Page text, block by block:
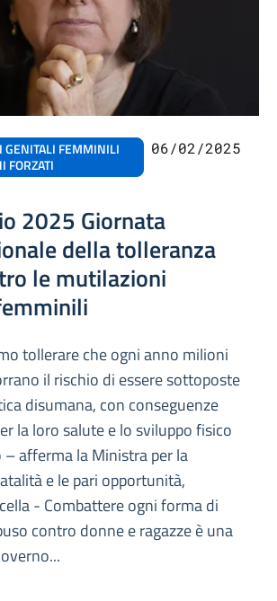
GENITALI FEMMINILI
FORZATI
06/02/2025
2025 Giornata
della tolleranza
le mutilazioni
tollerare che ogni anno milioni
il rischio di essere sottoposte
disumana, con conseguenze
la loro salute e lo sviluppo fisico
– afferma la Ministra per la
e le pari opportunità,
- Combattere ogni forma di
contro donne e ragazze è una